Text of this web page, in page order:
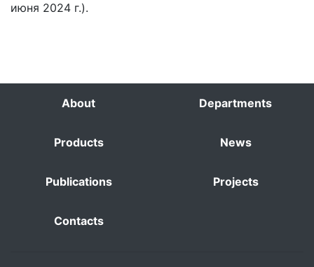
июня 2024 г.).
About Departments
Products News
Publications Projects
Contacts